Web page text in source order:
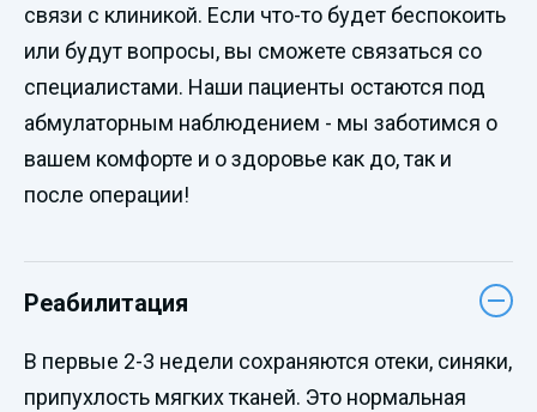
связи с клиникой. Если что-то будет беспокоить
или будут вопросы, вы сможете связаться со
специалистами. Наши пациенты остаются под
абмулаторным наблюдением - мы заботимся о
вашем комфорте и о здоровье как до, так и
после операции!
Реабилитация
В первые 2-3 недели сохраняются отеки, синяки,
припухлость мягких тканей. Это нормальная